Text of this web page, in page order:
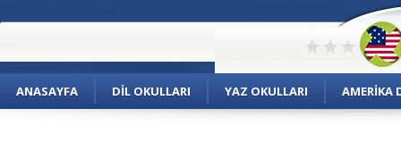
ANASAYFA DIL OKULLARI YAZ OKULLARI AMERIKA